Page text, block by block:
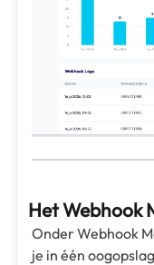
Het Webhook
Onder Webhook
je in één